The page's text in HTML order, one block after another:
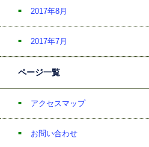
2017年8月
2017年7月
ページ一覧
アクセスマップ
お問い合わせ